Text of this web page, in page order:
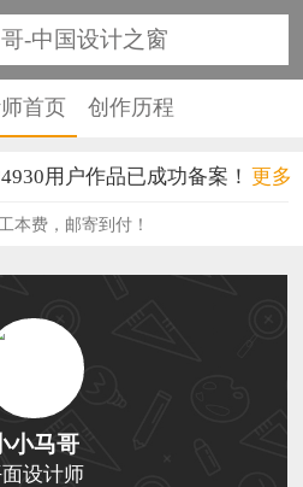
-中国设计之窗
首页 创作历程
用户作品已成功备案！
用户作品已成功备案！
用户作品已成功备案！
用户作品已成功备案！
用户作品已成功备案！
用户作品已成功备案！
用户作品已成功备案！
更多
本费，邮寄到付！
小马哥
设计师